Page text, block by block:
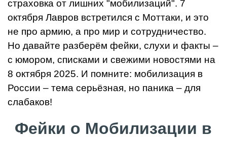
страховка от лишних "мобилизаций". 7
октября Лавров встретился с Моттаки, и это
не про армию, а про мир и сотрудничество.
Но давайте разберём фейки, слухи и факты –
с юмором, списками и свежими новостями на
8 октября 2025. И помните: мобилизация в
России – тема серьёзная, но паника – для
слабаков!
Фейки о Мобилизации в